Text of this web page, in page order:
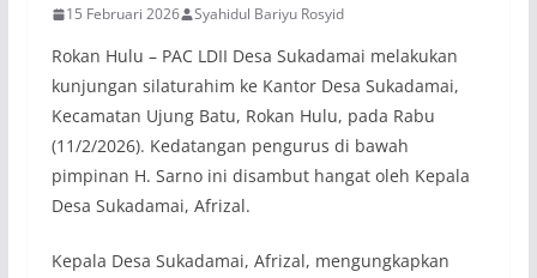
15 Februari 2026 Syahidul Bariyu Rosyid
Rokan Hulu – PAC LDII Desa Sukadamai melakukan
kunjungan silaturahim ke Kantor Desa Sukadamai,
Kecamatan Ujung Batu, Rokan Hulu, pada Rabu
(11/2/2026). Kedatangan pengurus di bawah
pimpinan H. Sarno ini disambut hangat oleh Kepala
Desa Sukadamai, Afrizal.
Kepala Desa Sukadamai, Afrizal, mengungkapkan